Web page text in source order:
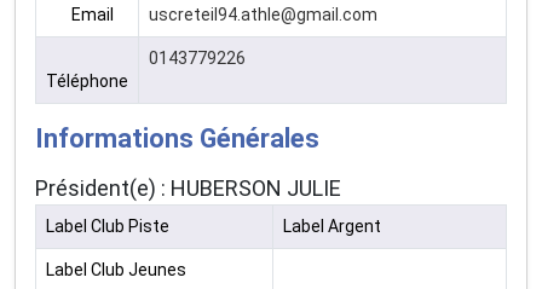
Email uscreteil94.athle@gmail.com
Téléphone
0143779226
Informations Générales
Président(e) : HUBERSON JULIE
Label Club Piste Label Argent
Label Club Jeunes